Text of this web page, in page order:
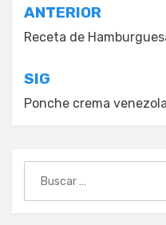
Navegación
de
entradas
ANTERIOR
Receta de
SIG
Ponche crema